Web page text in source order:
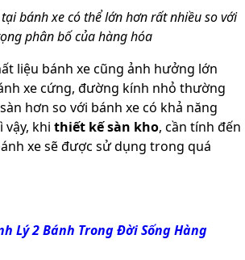
bánh xe có thể lớn hơn rất nhiều so với
phân bố của hàng hóa
liệu bánh xe cũng ảnh hưởng lớn
xe cứng, đường kính nhỏ thường
hơn so với bánh xe có khả năng
vậy, khi thiết kế sàn kho, cần tính đến
xe sẽ được sử dụng trong quá
Lý 2 Bánh Trong Đời Sống Hàng